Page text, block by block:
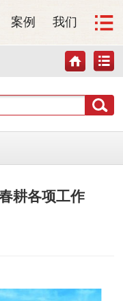
案例 我们
耕各项工作